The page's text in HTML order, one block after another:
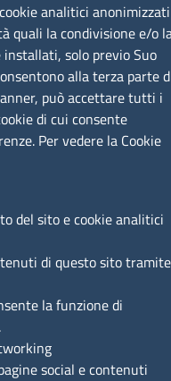
Accesso riservato
Servizio Nuove Imprese
analitici
quali la condivisione e/o
solo previo Suo
alla terza parte
può accettare tutti i
di cui consente
Per vedere la Cookie
del sito e cookie analitici
di questo sito tramite
la funzione di
social e contenuti